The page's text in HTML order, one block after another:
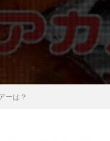
ーは？